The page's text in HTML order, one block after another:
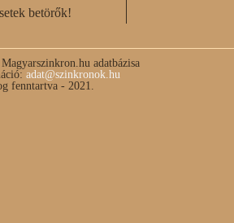
betörők!
adatbázisa
adat@szinkronok.hu
fenntartva - 2021.